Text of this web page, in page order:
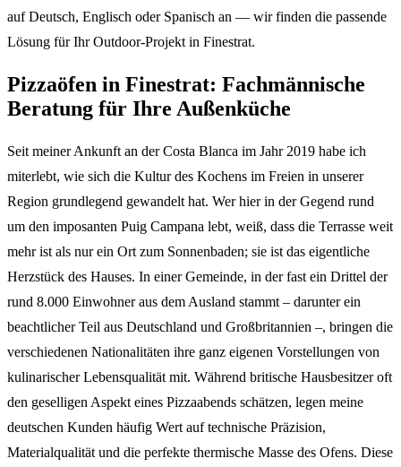
auf Deutsch, Englisch oder Spanisch an — wir finden die passende
Lösung für Ihr Outdoor-Projekt in Finestrat.
Pizzaöfen in Finestrat: Fachmännische
Beratung für Ihre Außenküche
Seit meiner Ankunft an der Costa Blanca im Jahr 2019 habe ich
miterlebt, wie sich die Kultur des Kochens im Freien in unserer
Region grundlegend gewandelt hat. Wer hier in der Gegend rund
um den imposanten Puig Campana lebt, weiß, dass die Terrasse weit
mehr ist als nur ein Ort zum Sonnenbaden; sie ist das eigentliche
Herzstück des Hauses. In einer Gemeinde, in der fast ein Drittel der
rund 8.000 Einwohner aus dem Ausland stammt – darunter ein
beachtlicher Teil aus Deutschland und Großbritannien –, bringen die
verschiedenen Nationalitäten ihre ganz eigenen Vorstellungen von
kulinarischer Lebensqualität mit. Während britische Hausbesitzer oft
den geselligen Aspekt eines Pizzaabends schätzen, legen meine
deutschen Kunden häufig Wert auf technische Präzision,
Materialqualität und die perfekte thermische Masse des Ofens. Diese